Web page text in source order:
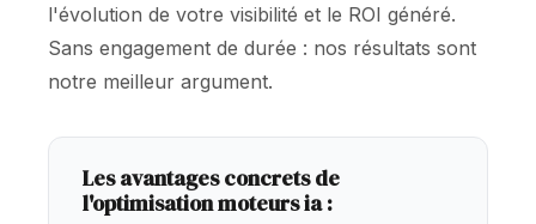
l'évolution de votre visibilité et le ROI généré.
Sans engagement de durée : nos résultats sont
notre meilleur argument.
Les avantages concrets de
l'optimisation moteurs ia :